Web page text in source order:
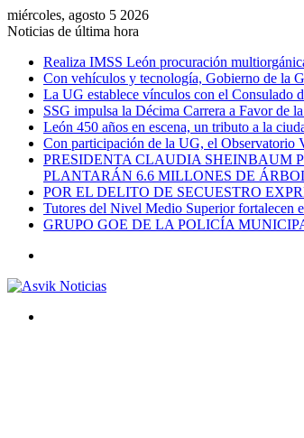
miércoles, agosto 5 2026
Noticias de última hora
Realiza IMSS León procuración
Con vehículos y tecnología, Gobierno de la
La UG establece vínculos con el Consulado
SSG impulsa la Décima Carrera a Favor de
León 450 años en escena, un tributo a la
Con participación de la UG, el Observatorio
PRESIDENTA CLAUDIA SHEINBAUM
PLANTARÁN 6.6 MILLONES DE
POR EL DELITO DE SECUESTRO
Tutores del Nivel Medio Superior fortalecen
GRUPO GOE DE LA POLICÍA